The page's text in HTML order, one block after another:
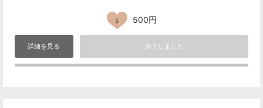
5 500円
詳細を見る 終了しました